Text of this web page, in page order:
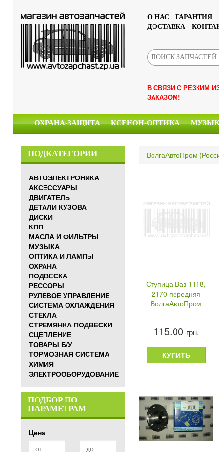
О НАС ГАРАНТИЯ
ДОСТАВКА
В СВЯЗИ С РЕЗКИМ
ЗАКАЗОМ!
ОХРАНА-ЗАЩИТА КСЕНОН-ОПТИКА
ПОДКАТЕГОРИИ
АВТОЭЛЕКТРОНИКА
АКСЕССУАРЫ
ДВИГАТЕЛЬ
ДЕТАЛИ КУЗОВА
ДИСКИ
КПП
МАСЛА И ФИЛЬТРЫ
МУЗЫКА
ОПТИКА И ЛАМПЫ
ОХРАНА
ПОДВЕСКА
РЕССОРЫ
РУЛЕВОЕ УПРАВЛЕНИЕ
СИСТЕМА ОХЛАЖДЕНИЯ
СТЕКЛА
СТРЕМЯНКА ПОДВЕСКИ
СЦЕПЛЕНИЕ
ТОВАРЫ Б/У
ТОРМОЗНАЯ СИСТЕМА
ХИМИЯ
ЭЛЕКТРООБОРУДОВАНИЕ
ПОДБОР ПО
ПАРАМЕТРАМ
Цена
ВолгаАвтоПром
Ступица Ваз 1118,
2170 передняя
ВолгаАвтоПром
115.00 грн.
КУПИТЬ